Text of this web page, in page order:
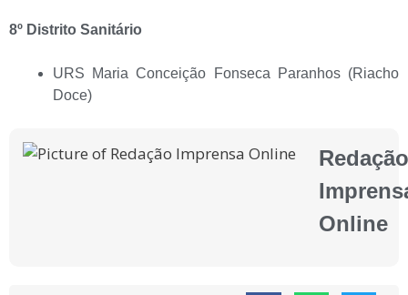
8º Distrito Sanitário
URS Maria Conceição Fonseca Paranhos (Riacho
Doce)
Redação
Online